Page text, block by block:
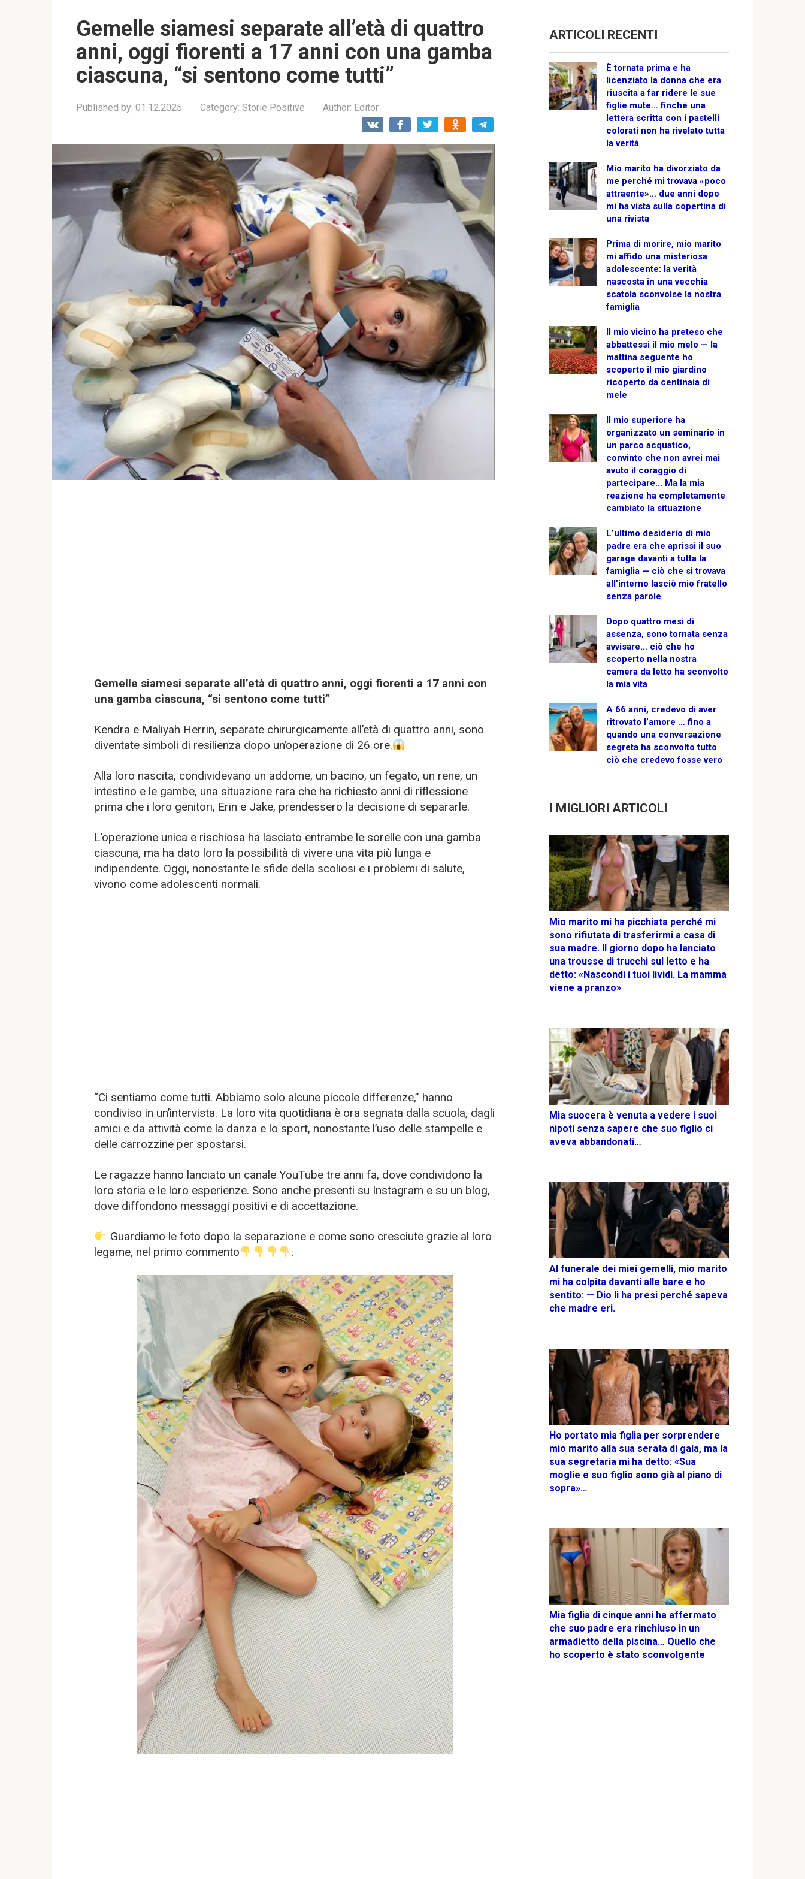
Gemelle siamesi separate all’età di quattro
anni, oggi fiorenti a 17 anni con una gamba
ciascuna, “si sentono come tutti”
Published by: 01.12.2025 Category: Storie Positive Author: Editor
Gemelle siamesi separate all’età di quattro anni, oggi fiorenti a 17 anni con
una gamba ciascuna, “si sentono come tutti”
Kendra e Maliyah Herrin, separate chirurgicamente all’età di quattro anni, sono
diventate simboli di resilienza dopo un’operazione di 26 ore.
Alla loro nascita, condividevano un addome, un bacino, un fegato, un rene, un
intestino e le gambe, una situazione rara che ha richiesto anni di riflessione
prima che i loro genitori, Erin e Jake, prendessero la decisione di separarle.
L’operazione unica e rischiosa ha lasciato entrambe le sorelle con una gamba
ciascuna, ma ha dato loro la possibilità di vivere una vita più lunga e
indipendente. Oggi, nonostante le sfide della scoliosi e i problemi di salute,
vivono come adolescenti normali.
“Ci sentiamo come tutti. Abbiamo solo alcune piccole differenze,” hanno
condiviso in un’intervista. La loro vita quotidiana è ora segnata dalla scuola, dagli
amici e da attività come la danza e lo sport, nonostante l’uso delle stampelle e
delle carrozzine per spostarsi.
Le ragazze hanno lanciato un canale YouTube tre anni fa, dove condividono la
loro storia e le loro esperienze. Sono anche presenti su Instagram e su un blog,
dove diffondono messaggi positivi e di accettazione.
Guardiamo le foto dopo la separazione e come sono cresciute grazie al loro
legame, nel primo commento
.
ARTICOLI RECENTI
È tornata prima e ha
licenziato la donna che era
riuscita a far ridere le sue
figlie mute… finché una
lettera scritta con i pastelli
colorati non ha rivelato tutta
la verità
Mio marito ha divorziato da
me perché mi trovava «poco
attraente»… due anni dopo
mi ha vista sulla copertina di
una rivista
Prima di morire, mio marito
mi affidò una misteriosa
adolescente: la verità
nascosta in una vecchia
scatola sconvolse la nostra
famiglia
Il mio vicino ha preteso che
abbattessi il mio melo — la
mattina seguente ho
scoperto il mio giardino
ricoperto da centinaia di
mele
Il mio superiore ha
organizzato un seminario in
un parco acquatico,
convinto che non avrei mai
avuto il coraggio di
partecipare… Ma la mia
reazione ha completamente
cambiato la situazione
L’ultimo desiderio di mio
padre era che aprissi il suo
garage davanti a tutta la
famiglia — ciò che si trovava
all’interno lasciò mio fratello
senza parole
Dopo quattro mesi di
assenza, sono tornata senza
avvisare… ciò che ho
scoperto nella nostra
camera da letto ha sconvolto
la mia vita
A 66 anni, credevo di aver
ritrovato l’amore … fino a
quando una conversazione
segreta ha sconvolto tutto
ciò che credevo fosse vero
I MIGLIORI ARTICOLI
Mio marito mi ha picchiata perché mi
sono rifiutata di trasferirmi a casa di
sua madre. Il giorno dopo ha lanciato
una trousse di trucchi sul letto e ha
detto: «Nascondi i tuoi lividi. La mamma
viene a pranzo»
Mia suocera è venuta a vedere i suoi
nipoti senza sapere che suo figlio ci
aveva abbandonati…
Al funerale dei miei gemelli, mio marito
mi ha colpita davanti alle bare e ho
sentito: — Dio li ha presi perché sapeva
che madre eri.
Ho portato mia figlia per sorprendere
mio marito alla sua serata di gala, ma la
sua segretaria mi ha detto: «Sua
moglie e suo figlio sono già al piano di
sopra»…
Mia figlia di cinque anni ha affermato
che suo padre era rinchiuso in un
armadietto della piscina… Quello che
ho scoperto è stato sconvolgente